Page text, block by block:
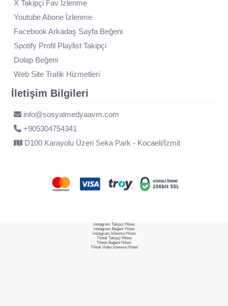
X Takipçi Fav İzlenme
Youtube Abone İzlenme
Facebook Arkadaş Sayfa Beğeni
Spotify Profil Playlist Takipçi
Dolap Beğeni
Web Site Trafik Hizmetleri
İletişim Bilgileri
info@sosyalmedyaavm.com
+905304754341
D100 Karayolu Üzeri Seka Park - Kocaeli/İzmit
instagram Takipçi Hilesi
instagram Beğeni Hilesi
instagram İzlenme Hilesi
Tiktok Takipçi Hilesi
Tiktok Beğeni Hilesi
Tiktok Video İzlenme Hilesi